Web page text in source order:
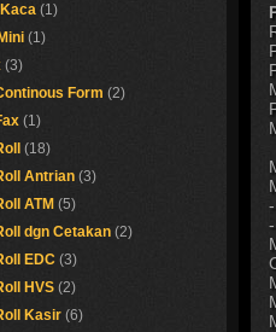
(1)
(1)
(3)
Form (2)
(1)
(18)
Antrian (3)
ATM (5)
dgn Cetakan (2)
EDC (3)
HVS (2)
Kasir (6)